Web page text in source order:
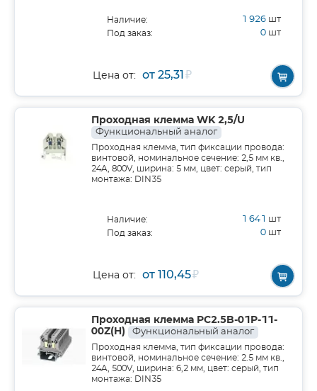
Наличие: 1 926 шт
Под заказ: 0 шт
Цена от: от 25,31₽
Проходная клемма WK 2,5/U
Функциональный аналог
Проходная клемма, тип фиксации провода:
винтовой, номинальное сечение: 2,5 мм кв.,
24A, 800V, ширина: 5 мм, цвет: серый, тип
монтажа: DIN35
Наличие: 1 641 шт
Под заказ: 0 шт
Цена от: от 110,45₽
Проходная клемма PC2.5B-01P-11-
00Z(H)
Функциональный аналог
Проходная клемма, тип фиксации провода:
винтовой, номинальное сечение: 2.5 мм кв.,
24A, 500V, ширина: 6,2 мм, цвет: серый, тип
монтажа: DIN35